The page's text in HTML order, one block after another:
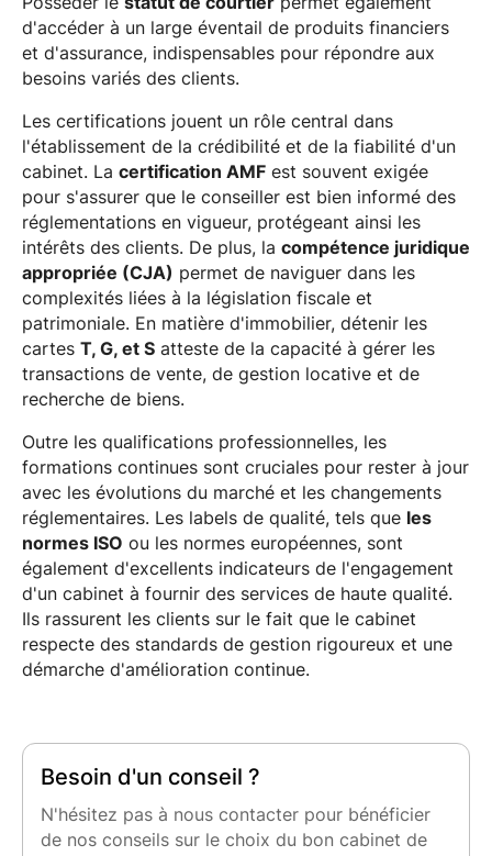
d'accéder à un large éventail de produits financiers
et d'assurance, indispensables pour répondre aux
besoins variés des clients.
Les certifications jouent un rôle central dans
l'établissement de la crédibilité et de la fiabilité d'un
cabinet. La certification AMFest souvent exigée
pour s'assurer que le conseiller est bien informé des
réglementations en vigueur, protégeant ainsi les
intérêts des clients. De plus, la compétence juridique
appropriée (CJA) permet de naviguer dans les
complexités liées à la législation fiscale et
patrimoniale. En matière d'immobilier, détenir les
cartes T, G, et Satteste de la capacité à gérer les
transactions de vente, de gestion locative et de
recherche de biens.
Outre les qualifications professionnelles, les
formations continues sont cruciales pour rester à jour
avec les évolutions du marché et les changements
réglementaires. Les labels de qualité, tels que les
normes ISO ou les normes européennes, sont
également d'excellents indicateurs de l'engagement
d'un cabinet à fournir des services de haute qualité.
Ils rassurent les clients sur le fait que le cabinet
respecte des standards de gestion rigoureux et une
démarche d'amélioration continue.
Besoin d'un conseil ?
N'hésitez pas à nous contacter pour bénéficier
de nos conseils sur le choix du bon cabinet de